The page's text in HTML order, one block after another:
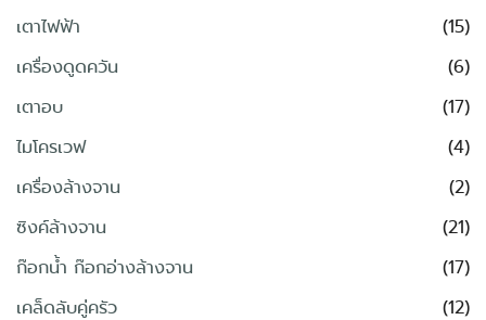
เตาไฟฟ้า
(15)
เครื่องดูดควัน
(6)
เตาอบ
(17)
ไมโครเวฟ
(4)
เครื่องล้างจาน
(2)
ซิงค์ล้างจาน
(21)
ก๊อกน้ำ ก๊อกอ่างล้างจาน
(17)
เคล็ดลับคู่ครัว
(12)